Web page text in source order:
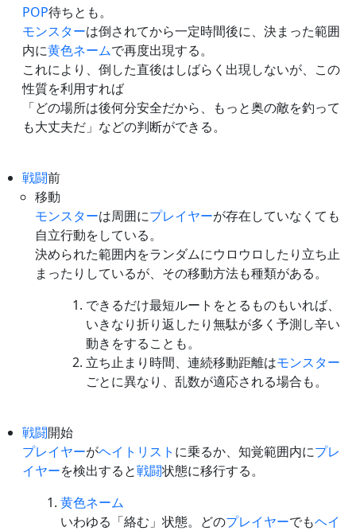
POP待ちとも。
モンスターは倒されてから一定時間後に、決まった範囲
内に黄色ネームで再度出現する。
これにより、倒した直後はしばらく出現しないが、この
性質を利用すれば
「どの場所は後何分安全だから、もっと奥の敵を釣って
も大丈夫だ」などの判断ができる。
戦闘前
移動
モンスターは周囲にプレイヤーが存在していなくても
自立行動をしている。
決められた範囲内をランダムにウロウロしたり立ち止
まったりしているが、その移動方法も種類がある。
できるだけ最短ルートをとるものもいれば、
いきなり折り返したり無駄が多く予測し辛い
動きをすることも。
立ち止まり時間、連続移動距離はモンスター
ごとに異なり、乱数が適応される場合も。
戦闘開始
プレイヤーがヘイトリスト に乗るか、知覚範囲内にプレ
イヤーを検出すると戦闘状態に移行する。
黄色ネーム
いわゆる「絡む」状態。どのプレイヤーでもヘイ